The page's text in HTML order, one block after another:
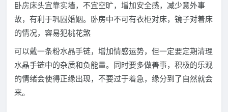
卧房床头宜靠实墙，不宜空旷，增加安全感，减少意外事
故，有利于巩固婚姻。卧房中不可有衣柜对床，镜子对着床
的情况，容易犯桃花煞
可以戴一条粉水晶手链，增加情感运势，但一定要定期清理
水晶手链中的杂质和负能量。同时要多做善事，积极的乐观
的情绪会使得正缘出现，不要过于着急，缘分到了自然就会
来。